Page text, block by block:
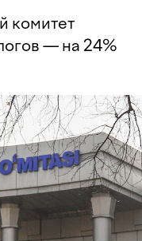
комитет
— на 24%